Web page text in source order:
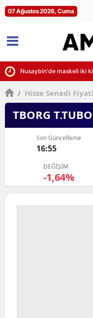
07 Ağustos 2026, Cuma
Nusaybin'de maskeli iki
/ Hisse Senedi
TBORG
Son Güncelleme
16:55
DEĞİŞİM
-1,64%